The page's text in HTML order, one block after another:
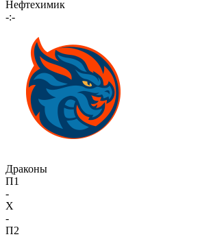
Нефтехимик
-:-
Драконы
П1
-
X
-
П2